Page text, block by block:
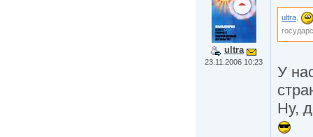
ultra
23.11.2006 10:23
ultra
У
Ну,